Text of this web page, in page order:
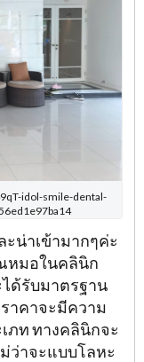
idol-smile-dental-
น่าเข้ามากๆค่ะ
หมอในคลินิก
ได้รับมาตรฐาน
าคาจะมีความ
ภท ทางคลินิกจะ
ว่าจะแบบโลหะ